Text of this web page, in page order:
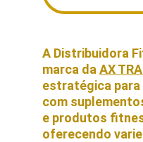
A Distribuidora
marca da AX
estratégica
com
e produtos
oferecendo